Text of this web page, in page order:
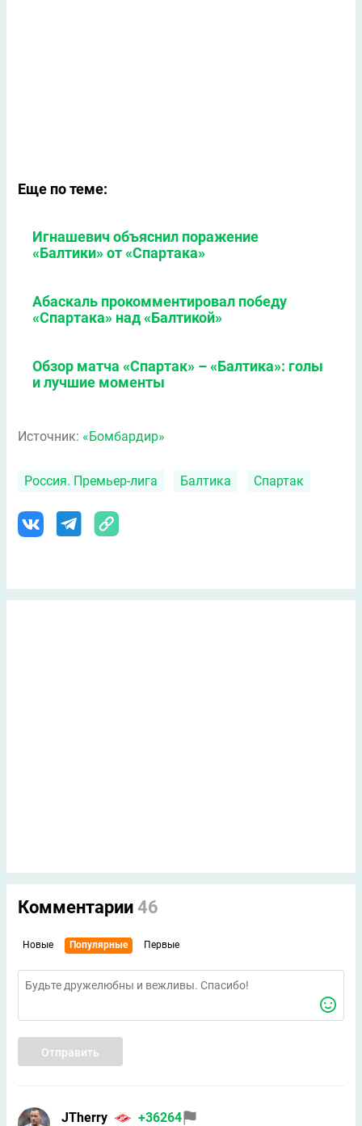
Еще по теме:
Игнашевич объяснил поражение
«Балтики» от «Спартака»
Абаскаль прокомментировал победу
«Спартака» над «Балтикой»
Обзор матча «Спартак» – «Балтика»: голы
и лучшие моменты
Источник: «Бомбардир»
Россия. Премьер-лига Балтика Спартак
Комментарии 46
Новые Популярные Первые
Отправить
JTherry
+36264